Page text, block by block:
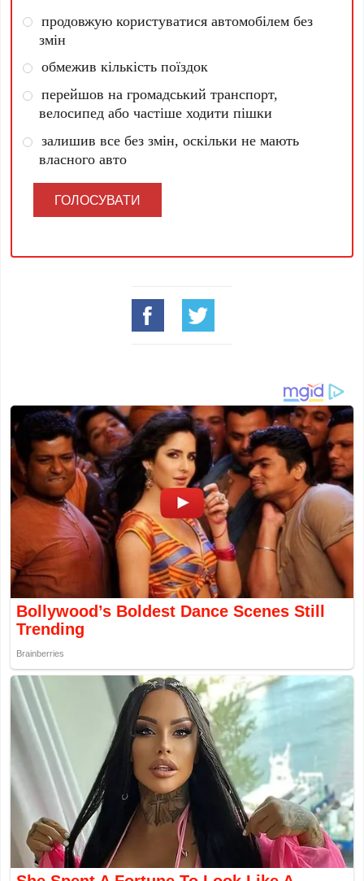
продовжую користуватися автомобілем без
змін
обмежив кількість поїздок
перейшов на громадський транспорт,
велосипед або частіше ходити пішки
залишив все без змін, оскільки не мають
власного авто